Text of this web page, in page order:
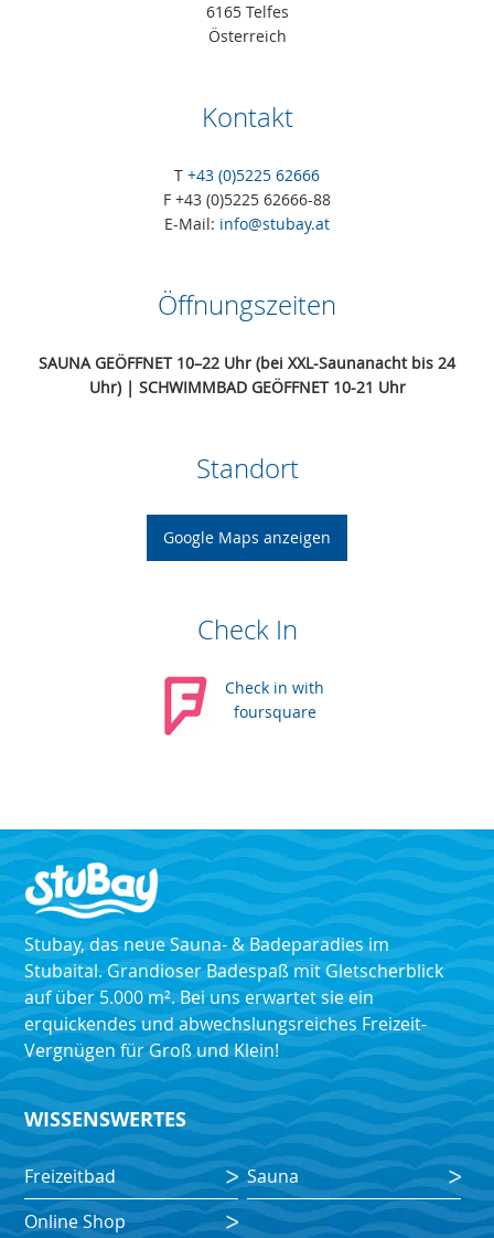
6165 Telfes
Österreich
Kontakt
T +43 (0)5225 62666
F +43 (0)5225 62666-88
E-Mail: info@stubay.at
Öffnungszeiten
SAUNA GEÖFFNET 10–22 Uhr (bei XXL-Saunanacht bis 24
Uhr) | SCHWIMMBAD GEÖFFNET 10-21 Uhr
Standort
Google Maps anzeigen
Check In
Check in with
foursquare
Stubay, das neue Sauna- & Badeparadies im
Stubaital. Grandioser Badespaß mit Gletscherblick
auf über 5.000 m². Bei uns erwartet sie ein
erquickendes und abwechslungsreiches Freizeit-
Vergnügen für Groß und Klein!
WISSENSWERTES
Freizeitbad
Sauna
Online Shop